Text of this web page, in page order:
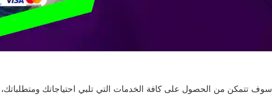
سوف تتمكن من الحصول على كافة الخدمات التي تلبي احتياجاتك